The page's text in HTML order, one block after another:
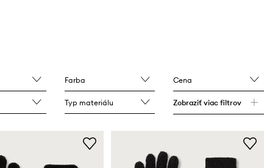
Farba Cena
Typ materiálu Zobraziť viac filtrov